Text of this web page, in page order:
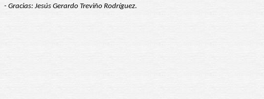
- Gracias: Jesús Gerardo Treviño Rodríguez.